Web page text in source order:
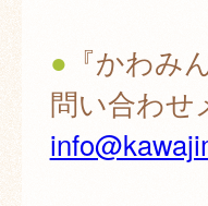
● 『かわみ
問い合わせ